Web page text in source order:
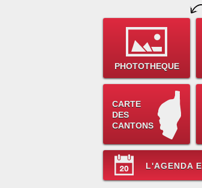
PHOTOTHEQUE
CARTE
DES
CANTONS
L'AGENDA